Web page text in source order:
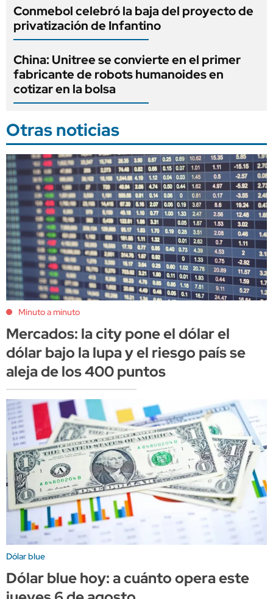
Conmebol celebró la baja del proyecto de
privatización de Infantino
China: Unitree se convierte en el primer
fabricante de robots humanoides en
cotizar en la bolsa
Otras noticias
Minuto a minuto
Mercados: la city pone el dólar el
dólar bajo la lupa y el riesgo país se
aleja de los 400 puntos
Dólar blue
Dólar blue hoy: a cuánto opera este